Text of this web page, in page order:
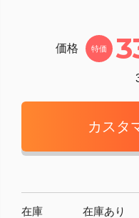
価格 特価
カスタ
在庫 在庫あり